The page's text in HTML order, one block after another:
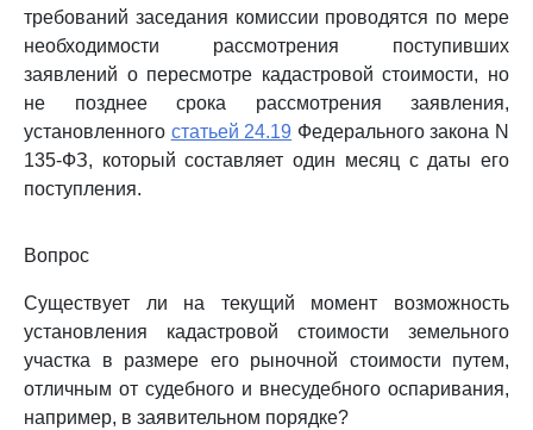
требований заседания комиссии проводятся по мере
необходимости рассмотрения поступивших
заявлений о пересмотре кадастровой стоимости, но
не позднее срока рассмотрения заявления,
установленного статьей 24.19 Федерального закона N
135-ФЗ, который составляет один месяц с даты его
поступления.
Вопрос
Существует ли на текущий момент возможность
установления кадастровой стоимости земельного
участка в размере его рыночной стоимости путем,
отличным от судебного и внесудебного оспаривания,
например, в заявительном порядке?